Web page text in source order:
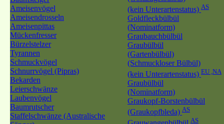
Ameisenvögel
Ameisendrosseln
Ameisenpittas
Mückenfresser
Bürzelstelzer
Tyrannen
Schmuckvögel
Schnurrvögel (Pipras)
Bekarden
Leierschwänze
Laubenvögel
Baumrutscher
Staffelschwänze (Australische
(kein Unterartenstatus) AS
Goldfleckbülbül
(Nominatform)
Graubauchbülbül
Graubülbül
(Gartenbülbül)
(Schmuckloser Bülbül)
(kein Unterartenstatus) EU ,NA
Graubülbül
(Nominatform)
Graukopf-Borstenbülbül
(Graukopfbleda) AS
AS